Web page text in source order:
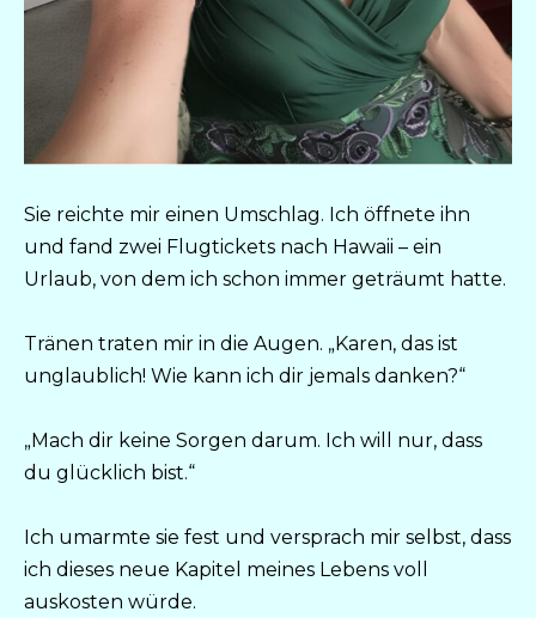
Sie reichte mir einen Umschlag. Ich öffnete ihn
und fand zwei Flugtickets nach Hawaii – ein
Urlaub, von dem ich schon immer geträumt hatte.
Tränen traten mir in die Augen. „Karen, das ist
unglaublich! Wie kann ich dir jemals danken?“
„Mach dir keine Sorgen darum. Ich will nur, dass
du glücklich bist.“
Ich umarmte sie fest und versprach mir selbst, dass
ich dieses neue Kapitel meines Lebens voll
auskosten würde.